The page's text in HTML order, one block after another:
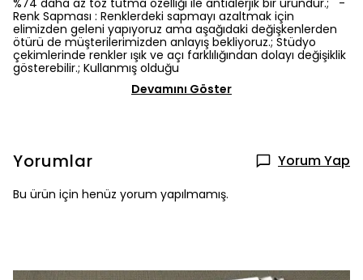
%74 daha az toz tutma özelliği ile antialerjik bir üründür.; -
Renk Sapması : Renklerdeki sapmayı azaltmak için
elimizden geleni yapıyoruz ama aşağıdaki değişkenlerden
ötürü de müşterilerimizden anlayış bekliyoruz.; Stüdyo
çekimlerinde renkler ışık ve açı farklılığından dolayı değişiklik
gösterebilir.; Kullanmış olduğu
Devamını Göster
Yorumlar Yorum Yap
Bu ürün için henüz yorum yapılmamış.